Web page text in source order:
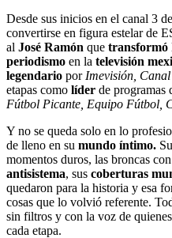
Desde sus inicios en el canal 3 de
convertirse en figura estelar de
al José Ramón que transformó
periodismo en la televisión
legendario por Imevisión,
etapas como líder de programas
Fútbol Picante, Equipo Fútbol,
Y no se queda solo en lo
de lleno en su mundo íntimo. Su
momentos duros, las broncas
antisistema, sus coberturas
quedaron para la historia y esa
cosas que lo volvió referente.
sin filtros y con la voz de
cada etapa.